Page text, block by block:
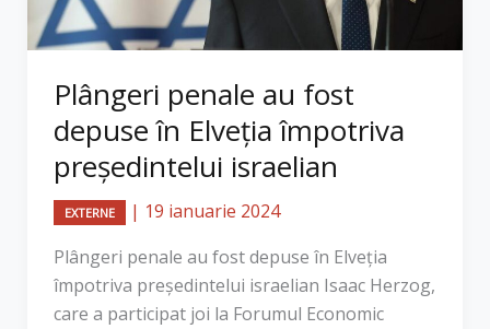
Plângeri penale au fost
depuse în Elveția împotriva
președintelui israelian
EXTERNE | 19 ianuarie 2024
Plângeri penale au fost depuse în Elveția
împotriva președintelui israelian Isaac Herzog,
care a participat joi la Forumul Economic